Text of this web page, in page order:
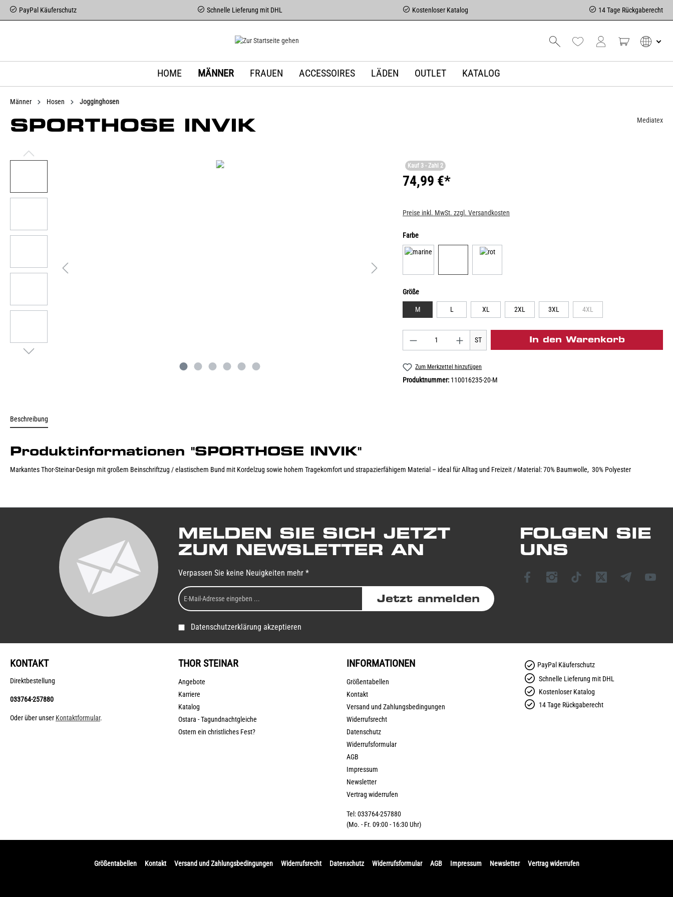
PayPal Käuferschutz Schnelle Lieferung mit DHL Kostenloser Katalog 14 Tage Rückgaberecht
HOME MÄNNER FRAUEN ACCESSOIRES LÄDEN OUTLET KATALOG
Männer Hosen Jogginghosen
SPORTHOSE INVIK Mediatex
Kauf 3 - Zahl 2
74,99 €*
Preise inkl. MwSt. zzgl. Versandkosten
Farbe
Größe
M L XL 2XL 3XL 4XL
ST In den Warenkorb
Zum Merkzettel hinzufügen
Produktnummer: 110016235-20-M
Beschreibung
Produktinformationen "SPORTHOSE INVIK"
Markantes Thor-Steinar-Design mit großem Beinschriftzug / elastischem Bund mit Kordelzug sowie hohem Tragekomfort und strapazierfähigem Material – ideal für Alltag und Freizeit / Material: 70% Baumwolle, 30% Polyester
MELDEN SIE SICH JETZT
ZUM NEWSLETTER AN
Verpassen Sie keine Neuigkeiten mehr *
Jetzt anmelden
Datenschutzerklärung akzeptieren
FOLGEN SIE
UNS
KONTAKT
Direktbestellung
033764-257880
Oder über unser Kontaktformular.
THOR STEINAR
Angebote
Karriere
Katalog
Ostara - Tagundnachtgleiche
Ostern ein christliches Fest?
INFORMATIONEN
Größentabellen
Kontakt
Versand und Zahlungsbedingungen
Widerrufsrecht
Datenschutz
Widerrufsformular
AGB
Impressum
Newsletter
Vertrag widerrufen
Tel: 033764-257880
(Mo. - Fr. 09:00 - 16:30 Uhr)
PayPal Käuferschutz
Schnelle Lieferung mit DHL
Kostenloser Katalog
14 Tage Rückgaberecht
Größentabellen Kontakt Versand und Zahlungsbedingungen Widerrufsrecht Datenschutz Widerrufsformular AGB Impressum Newsletter Vertrag widerrufen